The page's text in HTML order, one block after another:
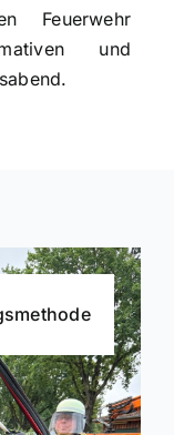
Feuerwehr
und